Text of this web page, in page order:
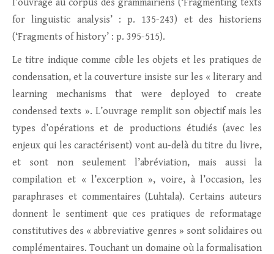
l’ouvrage au corpus des grammairiens (‘Fragmenting texts
for linguistic analysis’ : p. 135-243) et des historiens
(‘Fragments of history’ : p. 395-515).
Le titre indique comme cible les objets et les pratiques de
condensation, et la couverture insiste sur les « literary and
learning mechanisms that were deployed to create
condensed texts ». L’ouvrage remplit son objectif mais les
types d’opérations et de productions étudiés (avec les
enjeux qui les caractérisent) vont au-delà du titre du livre,
et sont non seulement l’abréviation, mais aussi la
compilation et « l’excerption », voire, à l’occasion, les
paraphrases et commentaires (Luhtala). Certains auteurs
donnent le sentiment que ces pratiques de reformatage
constitutives des « abbreviative genres » sont solidaires ou
complémentaires. Touchant un domaine où la formalisation